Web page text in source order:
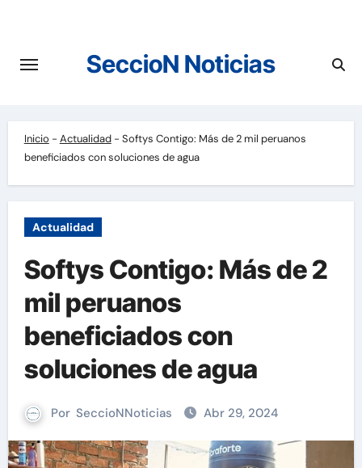
contenido
SeccioN Noticias
Inicio - Actualidad- Softys Contigo: Más de 2 mil peruanos
beneficiados con soluciones de agua
Actualidad
Softys Contigo: Más de 2
mil peruanos
beneficiados con
soluciones de agua
Por SeccioNNoticias Abr 29, 2024